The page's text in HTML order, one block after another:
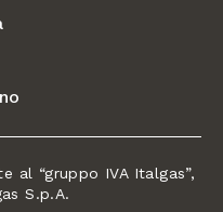
al “gruppo IVA Italgas”,
S.p.A.